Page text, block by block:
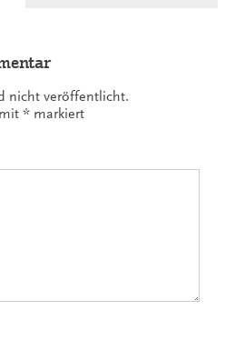
nicht veröffentlicht.
* markiert